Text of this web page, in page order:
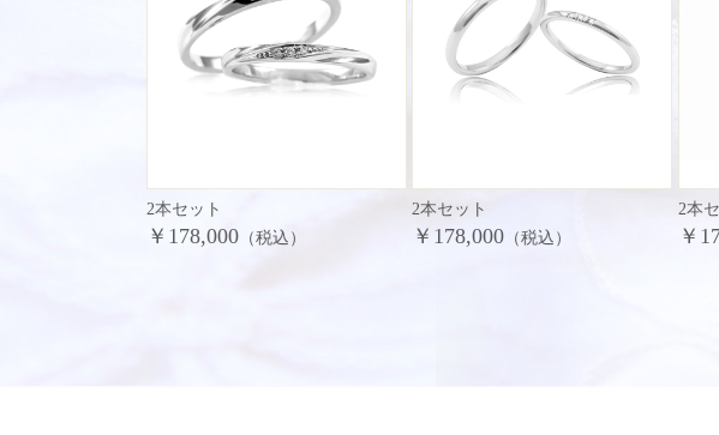
2本セット
￥178,000 （税込）
2本セット
￥178,000 （税込）
2本
￥